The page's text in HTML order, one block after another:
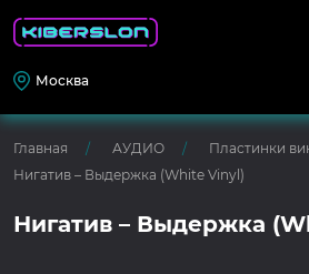
Москва
Главная АУДИО
Пластинки
Нигатив – Выдержка (White Vinyl)
Нигатив – Выдержка